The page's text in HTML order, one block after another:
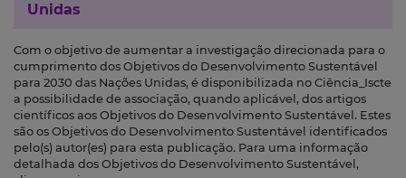
Unidas
Com o objetivo de aumentar a investigação direcionada para o
cumprimento dos Objetivos do Desenvolvimento Sustentável
para 2030 das Nações Unidas, é disponibilizada no Ciência_Iscte
a possibilidade de associação, quando aplicável, dos artigos
científicos aos Objetivos do Desenvolvimento Sustentável. Estes
são os Objetivos do Desenvolvimento Sustentável identificados
pelo(s) autor(es) para esta publicação. Para uma informação
detalhada dos Objetivos do Desenvolvimento Sustentável,